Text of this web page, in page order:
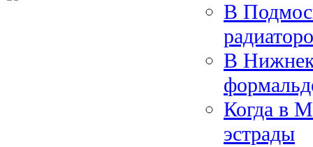
В
В
Когда в
эстрады